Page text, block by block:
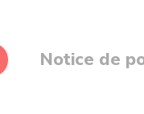
Notice de